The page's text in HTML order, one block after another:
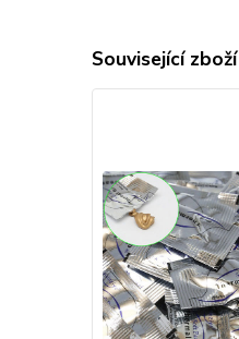
Související zboží